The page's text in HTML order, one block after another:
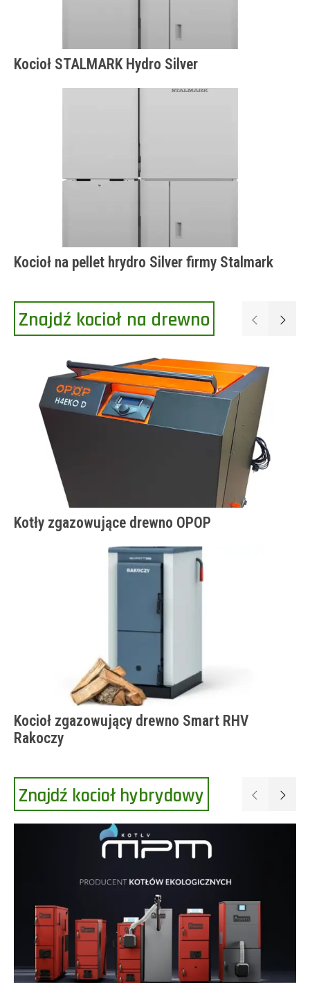
Kocioł STALMARK Hydro Silver
Kocioł na pellet hrydro Silver firmy Stalmark
Znajdź kocioł na drewno Poprzednie
Kotły zgazowujące drewno OPOP
Kocioł zgazowujący drewno Smart RHV
Rakoczy
Znajdź kocioł hybrydowy Poprzednie